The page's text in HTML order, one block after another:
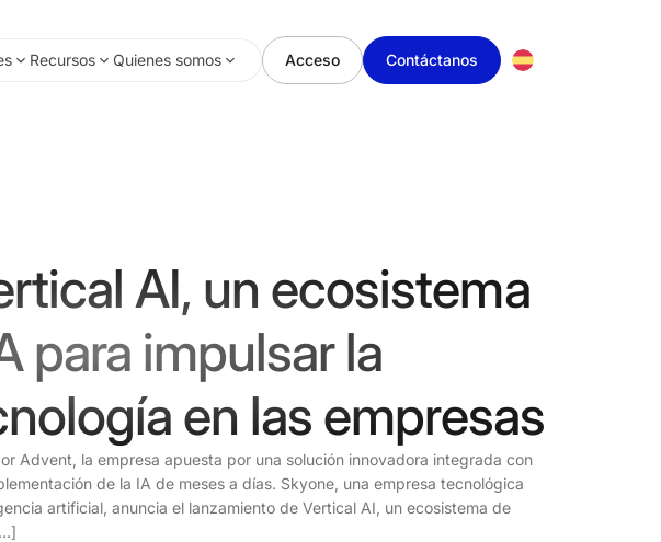
Recursos Quienes somos Acceso Contáctanos
AI, un ecosistema
para impulsar la
en las empresas
Advent, la empresa apuesta por una solución innovadora integrada con
de la IA de meses a días. Skyone, una empresa tecnológica
artificial, anuncia el lanzamiento de Vertical AI, un ecosistema de